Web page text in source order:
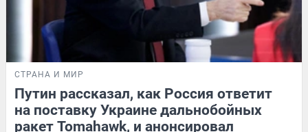
СТРАНА И МИР
Путин рассказал, как Россия ответит
на поставку Украине дальнобойных
ракет Tomahawk, и анонсировал